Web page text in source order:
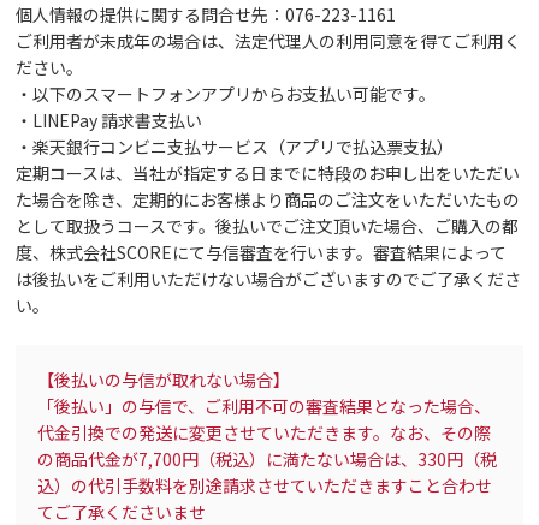
個人情報の提供に関する問合せ先：076-223-1161
ご利用者が未成年の場合は、法定代理人の利用同意を得てご利用く
ださい。
・以下のスマートフォンアプリからお支払い可能です。
・LINEPay 請求書支払い
・楽天銀行コンビニ支払サービス（アプリで払込票支払）
定期コースは、当社が指定する日までに特段のお申し出をいただい
た場合を除き、定期的にお客様より商品のご注文をいただいたもの
として取扱うコースです。後払いでご注文頂いた場合、ご購入の都
度、株式会社SCOREにて与信審査を行います。審査結果によって
は後払いをご利用いただけない場合がございますのでご了承くださ
い。
【後払いの与信が取れない場合】
「後払い」の与信で、ご利用不可の審査結果となった場合、
代金引換での発送に変更させていただきます。なお、その際
の商品代金が7,700円（税込）に満たない場合は、330円（税
込）の代引手数料を別途請求させていただきますこと合わせ
てご了承くださいませ